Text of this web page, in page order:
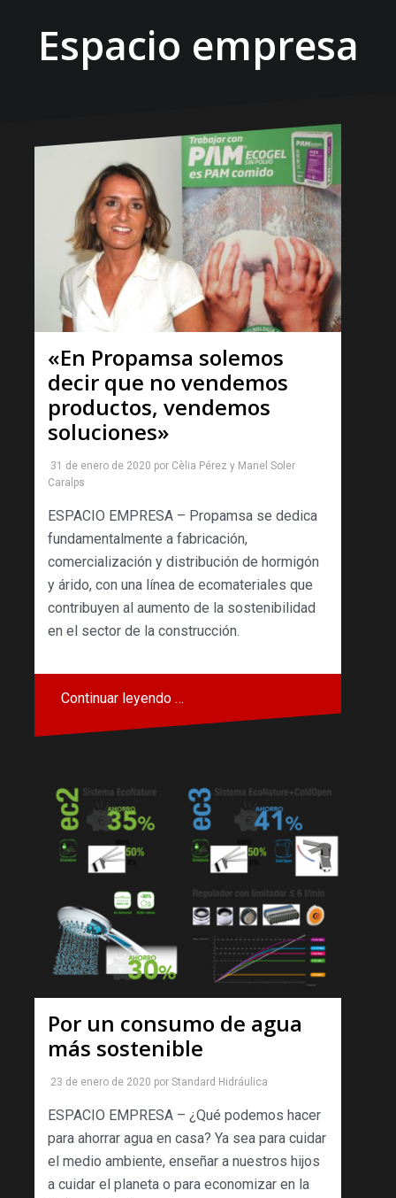
Espacio empresa
«En Propamsa solemos
decir que no vendemos
productos, vendemos
soluciones»
31 de enero de 2020 por Cèlia Pérez y Manel Soler
Caralps
ESPACIO EMPRESA – Propamsa se dedica
fundamentalmente a fabricación,
comercialización y distribución de hormigón
y árido, con una línea de ecomateriales que
contribuyen al aumento de la sostenibilidad
en el sector de la construcción.
Continuar leyendo …
Por un consumo de agua
más sostenible
23 de enero de 2020 por Standard Hidráulica
ESPACIO EMPRESA – ¿Qué podemos hacer
para ahorrar agua en casa? Ya sea para cuidar
el medio ambiente, enseñar a nuestros hijos
a cuidar el planeta o para economizar en la